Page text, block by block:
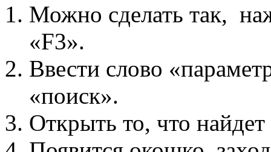
Можно сделать так,
«F3».
Ввести слово
«поиск».
Открыть то, что